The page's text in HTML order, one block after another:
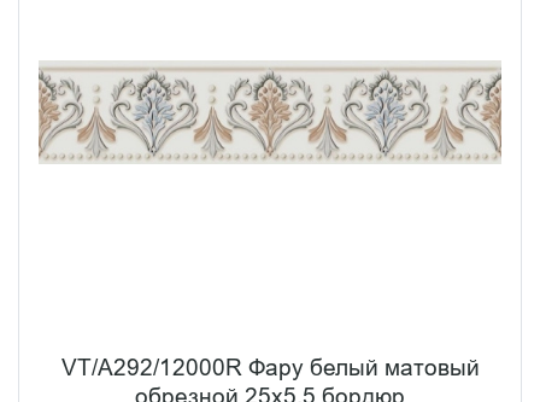
VT/A292/12000R Фару белый матовый
обрезной 25х5,5 бордюр